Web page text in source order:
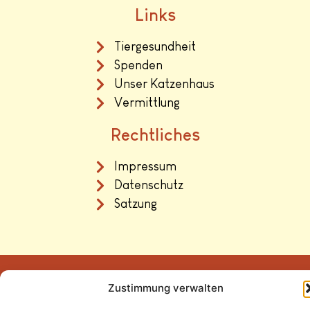
Zustimmung verwalten
Links
Tiergesundheit
Spenden
Unser Katzenhaus
Vermittlung
Rechtliches
Impressum
Datenschutz
Satzung